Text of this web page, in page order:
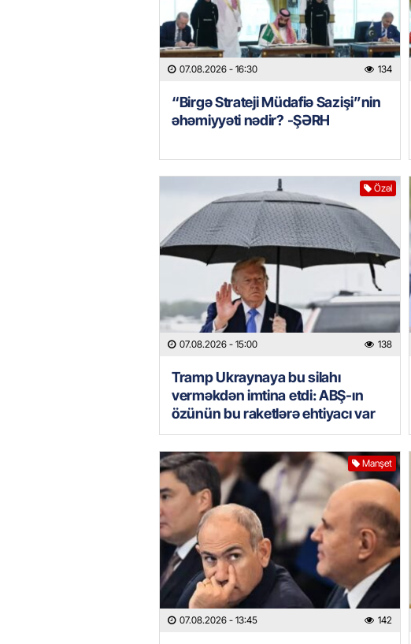
07.08.2026 - 16:30 134
“Birgə Strateji Müdafiə Sazişi”nin
əhəmiyyəti nədir? -ŞƏRH
Özəl
07.08.2026 - 15:00 138
Tramp Ukraynaya bu silahı
verməkdən imtina etdi: ABŞ-ın
özünün bu raketlərə ehtiyacı var
Manşet
07.08.2026 - 13:45 142